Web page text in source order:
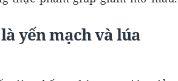
yến mạch và lúa